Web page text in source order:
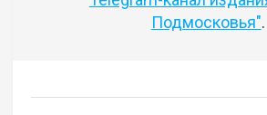
Подмосковья".